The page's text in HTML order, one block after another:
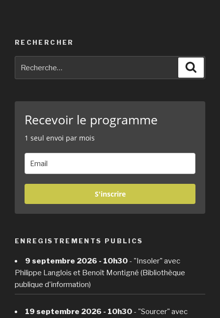
RECHERCHER
Recevoir le programme
1 seul envoi par mois
S'inscrire
ENREGISTREMENTS PUBLICS
9 septembre 2026 - 10h30 - "Insoler" avec
Philippe Langlois et Benoît Montigné (Bibliothèque
publique d'information)
19 septembre 2026 - 10h30 - "Sourcer" avec